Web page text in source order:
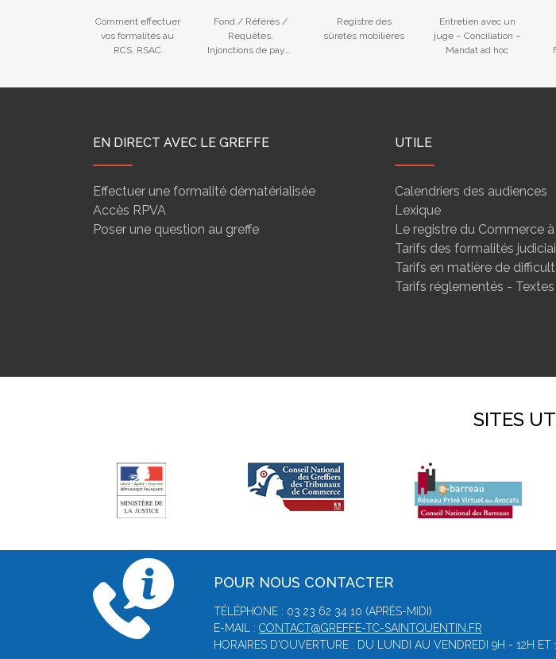
Comment effectuer
vos formalités au
RCS, RSAC
Fond / Référés /
Requêtes.
Injonctions de payer
Registre des
sûretés mobilières
Entretien avec un
juge – Conciliation –
Mandat ad hoc
EN DIRECT AVEC LE GREFFE
Effectuer une formalité dématérialisée
Accès RPVA
Poser une question au greffe
UTILE
Calendriers des audiences
Lexique
Le registre du Commerce
Tarifs des formalités
Tarifs en matière de
Tarifs réglementés -
SITES
POUR NOUS CONTACTER
TÉLÉPHONE : 03 23 62 34 10 (APRÈS-MIDI)
E-MAIL : CONTACT@GREFFE-TC-SAINTQUENTIN.FR
HORAIRES D'OUVERTURE : DU LUNDI AU VENDREDI 9H - 12H ET